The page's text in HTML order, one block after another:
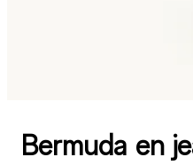
Bermuda en